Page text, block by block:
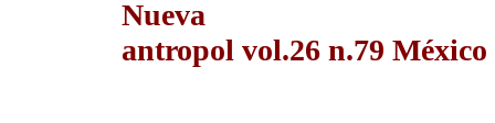
Nueva
antropol vol.26 n.79 México